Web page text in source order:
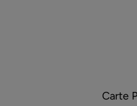
Carte